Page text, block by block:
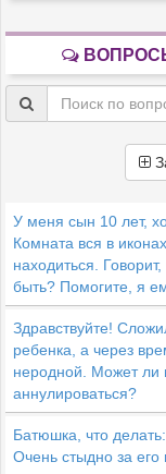
У меня сын 10 лет,
Комната вся в
находиться.
быть? Помогите, я
Здравствуйте!
ребенка, а через
неродной. Может ли
аннулироваться?
Батюшка, что
Очень стыдно за